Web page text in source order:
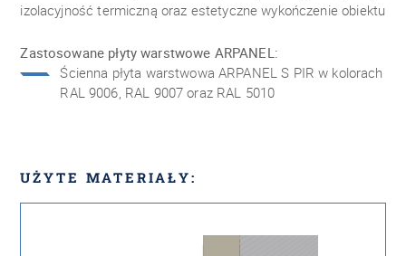
izolacyjność termiczną oraz estetyczne wykończenie obiektu
Zastosowane płyty warstwowe ARPANEL:
Ścienna płyta warstwowa ARPANEL S PIR w kolorach
RAL 9006, RAL 9007 oraz RAL 5010
UŻYTE MATERIAŁY: